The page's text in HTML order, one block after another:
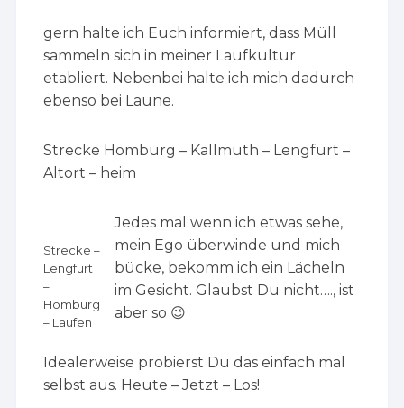
gern halte ich Euch informiert, dass Müll
sammeln sich in meiner Laufkultur
etabliert. Nebenbei halte ich mich dadurch
ebenso bei Laune.
Strecke Homburg – Kallmuth – Lengfurt –
Altort – heim
Strecke –
Lengfurt
–
Homburg
– Laufen
Jedes mal wenn ich etwas sehe,
mein Ego überwinde und mich
bücke, bekomm ich ein Lächeln
im Gesicht. Glaubst Du nicht…., ist
aber so 😉
Idealerweise probierst Du das einfach mal
selbst aus. Heute – Jetzt – Los!